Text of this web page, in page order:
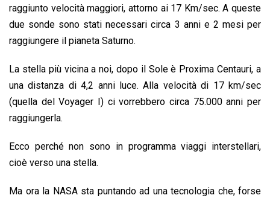
raggiunto velocità maggiori, attorno ai 17 Km/sec. A queste
due sonde sono stati necessari circa 3 anni e 2 mesi per
raggiungere il pianeta Saturno.
La stella più vicina a noi, dopo il Sole è Proxima Centauri, a
una distanza di 4,2 anni luce. Alla velocità di 17 km/sec
(quella del Voyager I) ci vorrebbero circa 75.000 anni per
raggiungerla.
Ecco perché non sono in programma viaggi interstellari,
cioè verso una stella.
Ma ora la NASA sta puntando ad una tecnologia che, forse